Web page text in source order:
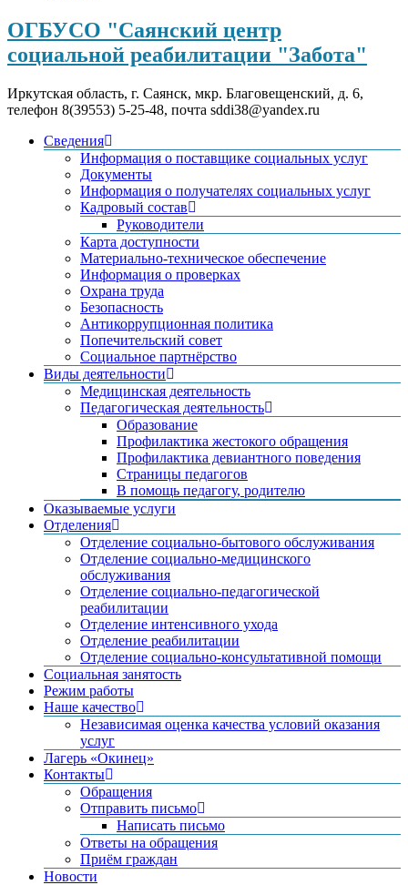
ОГБУСО "Саянский центр
социальной реабилитации "Забота"
Иркутская область, г. Саянск, мкр. Благовещенский, д. 6,
телефон 8(39553) 5-25-48, почта sddi38@yandex.ru
Сведения
Информация о поставщике социальных услуг
Документы
Информация о получателях социальных услуг
Кадровый состав
Руководители
Карта доступности
Материально-техническое обеспечение
Информация о проверках
Охрана труда
Безопасность
Антикоррупционная политика
Попечительский совет
Социальное партнёрство
Виды деятельности
Медицинская деятельность
Педагогическая деятельность
Образование
Профилактика жестокого обращения
Профилактика девиантного поведения
Страницы педагогов
В помощь педагогу, родителю
Оказываемые услуги
Отделения
Отделение социально-бытового обслуживания
Отделение социально-медицинского
обслуживания
Отделение социально-педагогической
реабилитации
Отделение интенсивного ухода
Отделение реабилитации
Отделение социально-консультативной помощи
Социальная занятость
Режим работы
Наше качество
Независимая оценка качества условий оказания
услуг
Лагерь «Окинец»
Контакты
Обращения
Отправить письмо
Написать письмо
Ответы на обращения
Приём граждан
Новости